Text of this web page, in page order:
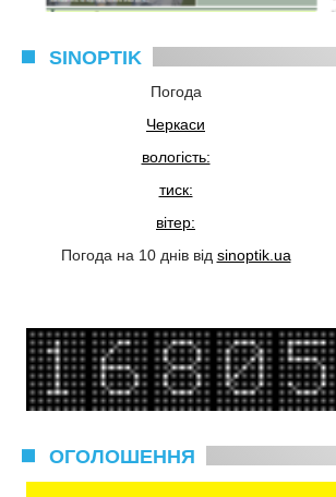
SINOPTIK
Погода
Черкаси
вологість:
тиск:
вітер:
Погода на 10 днів від sinoptik.ua
ОГОЛОШЕННЯ